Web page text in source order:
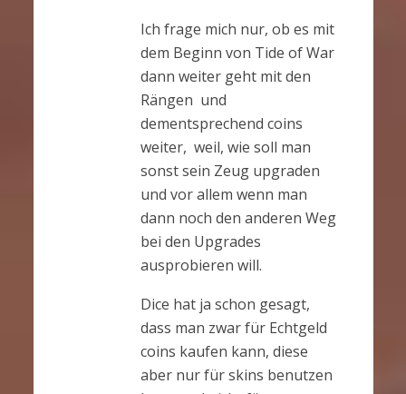
Ich frage mich nur, ob es mit
dem Beginn von Tide of War
dann weiter geht mit den
Rängen und
dementsprechend coins
weiter, weil, wie soll man
sonst sein Zeug upgraden
und vor allem wenn man
dann noch den anderen Weg
bei den Upgrades
ausprobieren will.
Dice hat ja schon gesagt,
dass man zwar für Echtgeld
coins kaufen kann, diese
aber nur für skins benutzen